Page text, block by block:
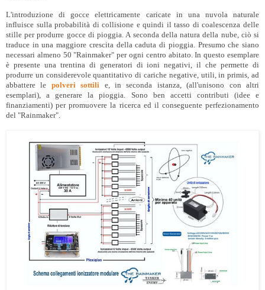
L'introduzione di gocce elettricamente caricate in una nuvola naturale
influisce sulla probabilità di collisione e quindi il tasso di coalescenza delle
stille per produrre gocce di pioggia. A seconda della natura della nube, ciò si
traduce in una maggiore crescita della caduta di pioggia. Presumo che siano
necessari almeno 50 "Rainmaker" per ogni centro abitato. In questo esemplare
è presente una trentina di generatori di ioni negativi, il che permette di
produrre un considerevole quantitativo di cariche negative, utili, in primis, ad
abbattere le polveri sottili e, in seconda istanza, (all'unisono con altri
esemplari), a generare la pioggia. Sono ben accetti contributi (idee e
finanziamenti) per promuovere la ricerca ed il conseguente perfezionamento
del "Rainmaker".